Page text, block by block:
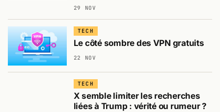
29 NOV
TECH
Le côté sombre des VPN gratuits
22 NOV
TECH
X semble limiter les recherches
liées à Trump : vérité ou rumeur ?